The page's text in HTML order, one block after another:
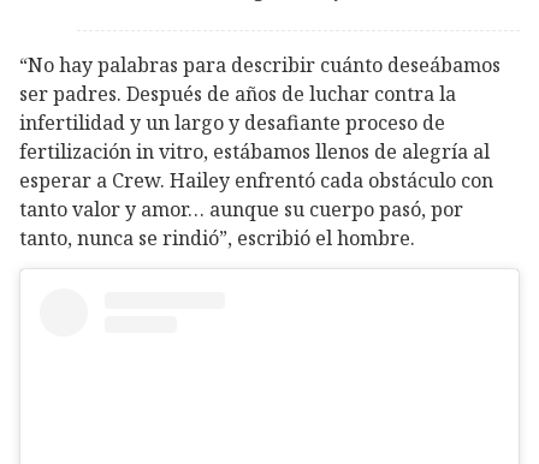
“No hay palabras para describir cuánto deseábamos
ser padres. Después de años de luchar contra la
infertilidad y un largo y desafiante proceso de
fertilización in vitro, estábamos llenos de alegría al
esperar a Crew. Hailey enfrentó cada obstáculo con
tanto valor y amor… aunque su cuerpo pasó, por
tanto, nunca se rindió”, escribió el hombre.